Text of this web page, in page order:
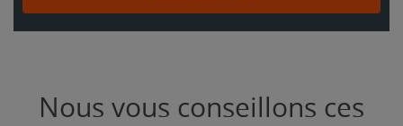
Nous vous conseillons ces